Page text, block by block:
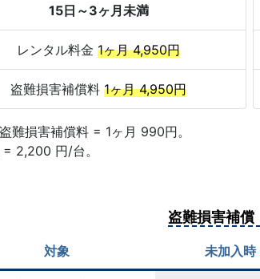
15日～3ヶ月未満
レンタル料金 1ヶ月 4,950円
盗難損害補償料 1ヶ月 4,950円
難損害補償料 = 1ヶ月 990円。
2,200 円/台。
盗難損害補償
対象 未加入時